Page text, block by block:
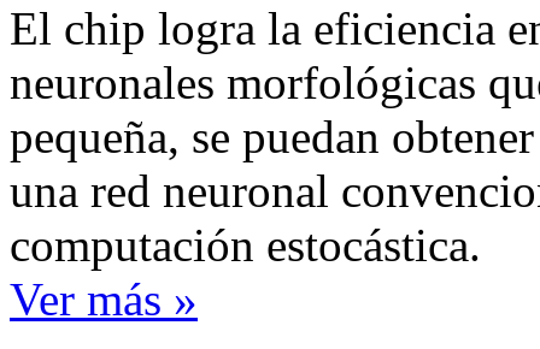
El chip logra la eficiencia
neuronales morfológicas
pequeña, se puedan
una red neuronal
computación estocástica.
Ver más »